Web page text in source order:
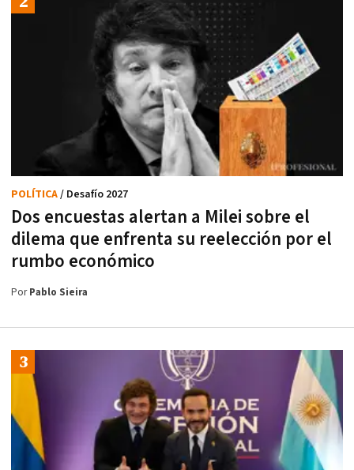
Dos encuestas alertan a Milei sobre el
dilema que enfrenta su reelección por el
rumbo económico
POLÍTICA/ Desafío 2027
PorPablo Sieira